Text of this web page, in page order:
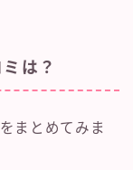
は？
まとめてみま